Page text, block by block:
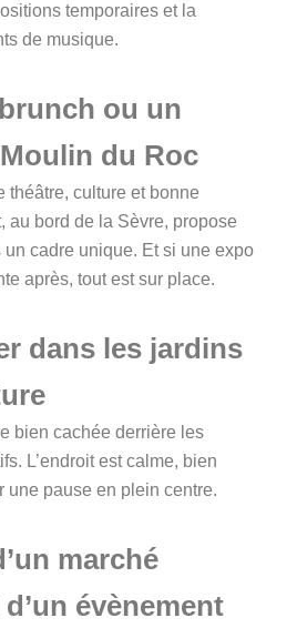
temporaires et la
de musique.
ou un
du Roc
théâtre, culture et bonne
au bord de la Sèvre, propose
cadre unique. Et si une expo
après, tout est sur place.
dans les jardins
bien cachée derrière les
L’endroit est calme, bien
une pause en plein centre.
marché
évènement